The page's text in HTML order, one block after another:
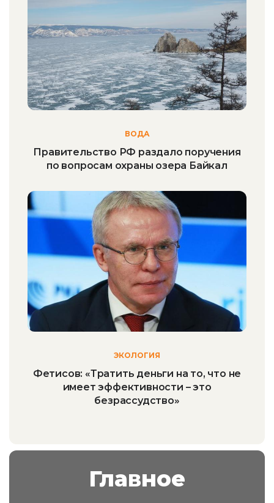
ВОДА
Правительство РФ раздало поручения
по вопросам охраны озера Байкал
ЭКОЛОГИЯ
Фетисов: «Тратить деньги на то, что не
имеет эффективности – это
безрассудство»
Главное